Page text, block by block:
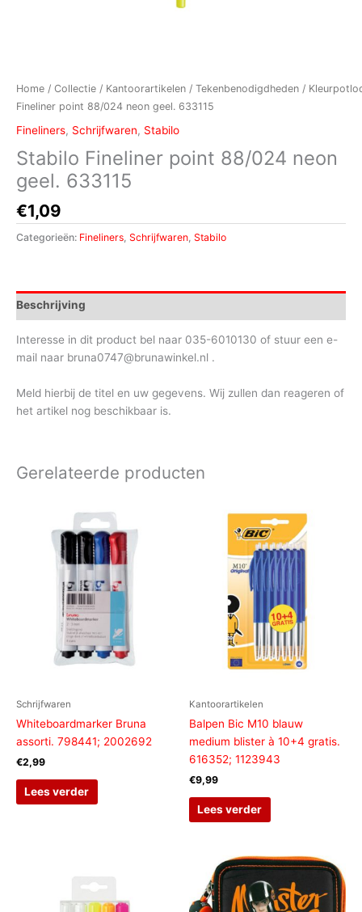
Home / Collectie / Kantoorartikelen / Tekenbenodigdheden /
Fineliner point 88/024 neon geel. 633115
Fineliners, Schrijfwaren, Stabilo
Stabilo Fineliner point 88/024 neon
geel. 633115
€1,09
Categorieën: Fineliners, Schrijfwaren, Stabilo
Beschrijving
Interesse in dit product bel naar 035-6010130 of stuur een e-
mail naar bruna0747@brunawinkel.nl .
Meld hierbij de titel en uw gegevens. Wij zullen dan reageren of
het artikel nog beschikbaar is.
Gerelateerde producten
Schrijfwaren
Whiteboardmarker Bruna
assorti. 798441; 2002692
€2,99
Lees verder
Kantoorartikelen
Balpen Bic M10 blauw
medium blister à 10+4 gratis.
616352; 1123943
€9,99
Lees verder